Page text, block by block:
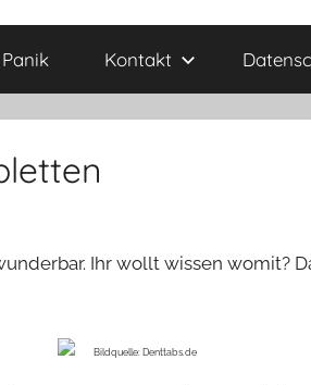
Kontakt
Ihr wollt wissen womit?
Bildquelle: Denttabs.de